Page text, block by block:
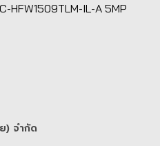
HFW1509TLM-IL-A 5MP
) จํากัด